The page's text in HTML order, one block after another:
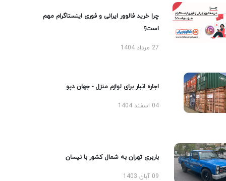
چرا خرید فالوور ایرانی و فوری اینستاگرام مهم
است؟
27 مرداد 1404
اجاره انبار برای لوازم منزل - جهان دپو
04 اسفند 1404
باربری تهران به شمال کشور با نیسان
09 آبان 1403